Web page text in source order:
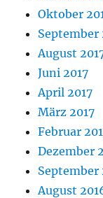
Oktober
September
August
Juni 2017
April 2017
März 2017
Februar
Dezember
September
August